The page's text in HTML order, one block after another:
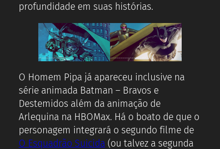
profundidade em suas histórias.
O Homem Pipa já apareceu inclusive na
série animada Batman – Bravos e
Destemidos além da animação de
Arlequina na HBOMax. Há o boato de que o
personagem integrará o segundo filme de
O Esquadrão Suicida (ou talvez a segunda